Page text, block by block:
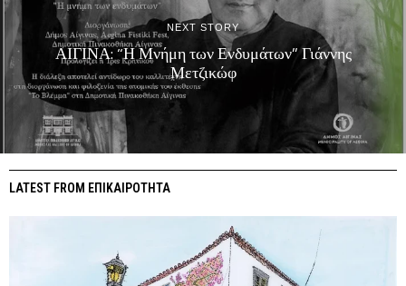
NEXT STORY
ΑΙΓΙΝΑ: “Η Μνήμη των Ενδυμάτων” Γιάννης
Μετζικώφ
LATEST FROM ΕΠΙΚΑΙΡΟΤΗΤΑ